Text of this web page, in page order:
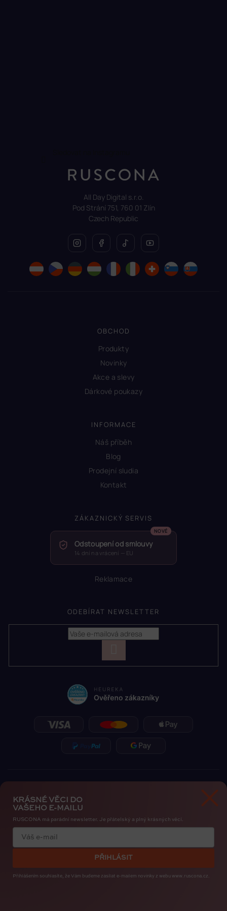
All Day Digital s.r.o.
Pod Strání 751, 760 01 Zlín
Czech Republic
OBCHOD
Produkty
Novinky
Akce a slevy
Dárkové poukazy
INFORMACE
Náš příběh
Blog
Prodejní sludia
Kontakt
ZÁKAZNICKÝ SERVIS
Odstoupení od smlouvy
14 dní na vrácení — EU
Reklamace
ODEBÍRAT NEWSLETTER
SE
Zásady ochrany osobních údajůCookies
Copyright 2026RUSCONA Česko. Všechna práva vyhrazena.
Upravit nastavení cookies
KRÁSNÉ VĚCI DO
VAŠEHO E-MAILU
RUSCONA má parádní newsletter. Je přátelský a plný krásných věcí.
PŘIHLÁSIT
Přihlášením souhlasíte, že Vám budeme zasílat e-mailem novinky z webu www.ruscona.cz.